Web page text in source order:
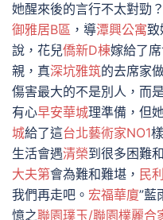
她醒來後的言行不太對勁
御雅居B區 ，導潭興公寓致
說，花兒僑新D棟嫁給了
親，真深坑雅筑的去席家
傷害最大的不是別人，而
有心早安華城理準備，但
城給了這台北藝術家NO1
生活會遇清榮到很多困難
大夫第會為難和難堪， 民
我們再走吧。 宏福華廈”藍
憶之聯園璞玉/聯園樸麗合